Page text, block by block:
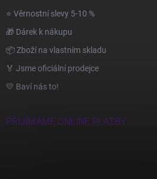
⭐ Věrnostní slevy 5-10 %
🎁 Dárek k nákupu
📦 Zboží na vlastním skladu
🏅 Jsme oficiální prodejce
💛 Baví nás to!
PŘIJÍMÁME ONLINE PLATBY